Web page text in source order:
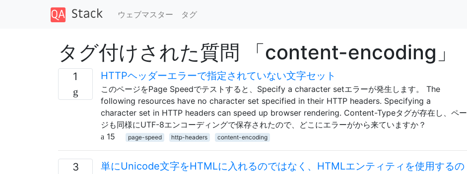
ウェブマスター タグ
タグ付けされた質問 「content-encoding」
1 HTTPヘッダーエラーで指定されていない文字セット
このページをPage Speedでテストすると、Specify a character setエラーが発生します。 The
following resources have no character set specified in their HTTP headers. Specifying a
character set in HTTP headers can speed up browser rendering. Content-Typeタグが存在し、ペー
ジも同様にUTF-8エンコーディングで保存されたので、どこにエラーがから来ていますか？
15
page-speed http-headers content-encoding
3
単にUnicode文字をHTMLに入れるのではなく、HTMLエンティティを使用するの